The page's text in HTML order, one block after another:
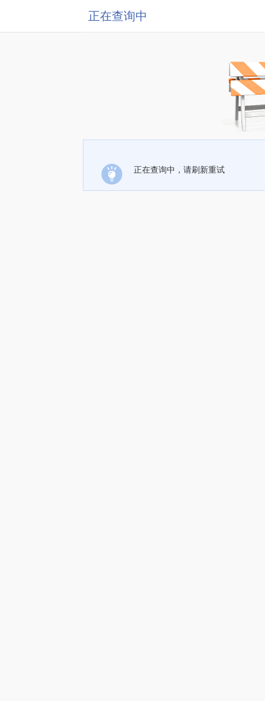
正在查询中
正在查询中，请刷新重试